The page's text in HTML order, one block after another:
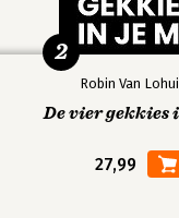
Robin Van
De vier gekkies
27,99
2